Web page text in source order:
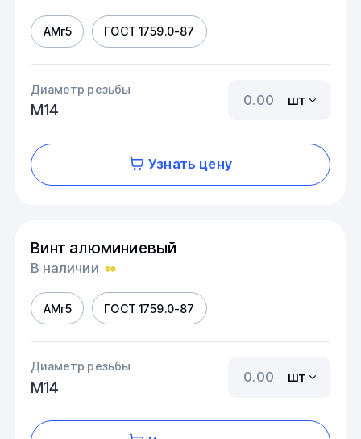
АМг5 ГОСТ 1759.0-87
Диаметр резьбы
М14
шт
Узнать цену
Винт алюминиевый
В наличии
АМг5 ГОСТ 1759.0-87
Диаметр резьбы
М14
шт